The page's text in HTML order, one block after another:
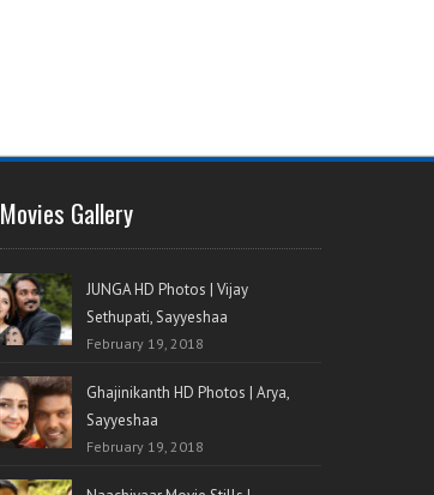
Movies Gallery
JUNGA HD Photos | Vijay
Sethupati, Sayyeshaa
February 19, 2018
Ghajinikanth HD Photos | Arya,
Sayyeshaa
February 19, 2018